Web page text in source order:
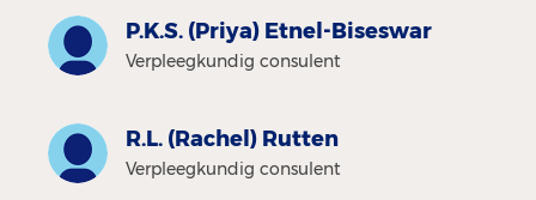
P.K.S. (Priya) Etnel-Biseswar
Verpleegkundig consulent
R.L. (Rachel) Rutten
Verpleegkundig consulent